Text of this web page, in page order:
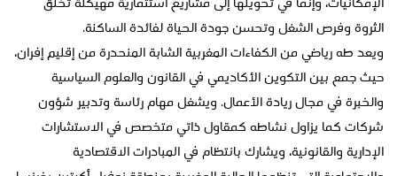
الثروة وفرص الشغل وتحسن جودة الحياة لفائدة الساكنة.
ويعد طه رياضي من الكفاءات المغربية الشابة المنحدرة من إقليم إفران،
حيث جمع بين التكوين الأكاديمي في القانون والعلوم السياسية
والخبرة في مجال ريادة الأعمال. ويشغل مهام رئاسة وتدبير شؤون
شركات كما يزاول نشاطه كمقاول ذاتي متخصص في الاستشارات
الإدارية والقانونية، ويشارك بانتظام في المبادرات الاقتصادية